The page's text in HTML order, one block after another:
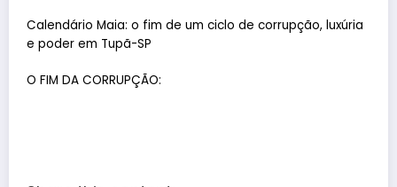
Calendário Maia: o fim de um ciclo de corrupção, luxúria
e poder em Tupã-SP
O FIM DA CORRUPÇÃO: